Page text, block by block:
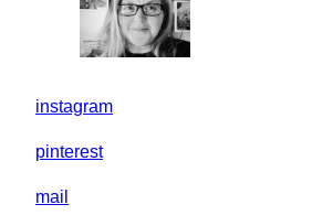
instagram
pinterest
mail